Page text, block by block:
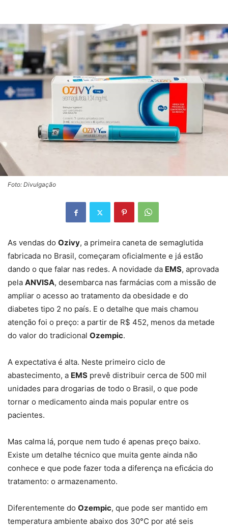
Foto: Divulgação
As vendas do Ozivy, a primeira caneta de semaglutida
fabricada no Brasil, começaram oficialmente e já estão
dando o que falar nas redes. A novidade da EMS, aprovada
pela ANVISA, desembarca nas farmácias com a missão de
ampliar o acesso ao tratamento da obesidade e do
diabetes tipo 2 no país. E o detalhe que mais chamou
atenção foi o preço: a partir de R$ 452, menos da metade
do valor do tradicional Ozempic.
A expectativa é alta. Neste primeiro ciclo de
abastecimento, a EMS prevê distribuir cerca de 500 mil
unidades para drogarias de todo o Brasil, o que pode
tornar o medicamento ainda mais popular entre os
pacientes.
Mas calma lá, porque nem tudo é apenas preço baixo.
Existe um detalhe técnico que muita gente ainda não
conhece e que pode fazer toda a diferença na eficácia do
tratamento: o armazenamento.
Diferentemente do Ozempic, que pode ser mantido em
temperatura ambiente abaixo dos 30°C por até seis